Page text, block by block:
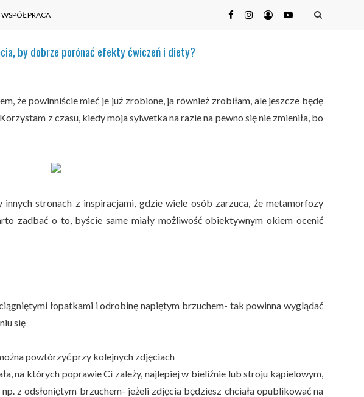
WSPÓŁPRACA
by dobrze porónać efekty ćwiczeń i diety?
że powinniście mieć je już zrobione, ja również zrobiłam, ale jeszcze będę
z czasu, kiedy moja sylwetka na razie na pewno się nie zmieniła, bo
stronach z inspiracjami, gdzie wiele osób zarzuca, że metamorfozy
zadbać o to, byście same miały możliwość obiektywnym okiem ocenić
łopatkami i odrobinę napiętym brzuchem- tak powinna wyglądać
się
powtórzyć przy kolejnych zdjęciach
na których poprawie Ci zależy, najlepiej w bieliźnie lub stroju kąpielowym,
z odsłoniętym brzuchem- jeżeli zdjęcia będziesz chciała opublikować na